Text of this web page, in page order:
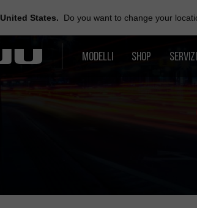
United States. Do you want to change your
MODELLI SHOP SERVIZI